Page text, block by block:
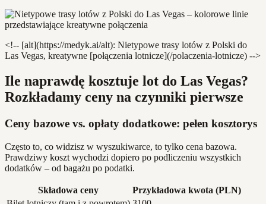
<!-- [alt](https://medyk.ai/alt): Nietypowe trasy lotów z Polski do
Las Vegas, kreatywne [połączenia lotnicze](/polaczenia-lotnicze) -->
Ile naprawdę kosztuje lot do Las Vegas?
Rozkładamy ceny na czynniki pierwsze
Ceny bazowe vs. opłaty dodatkowe: pełen kosztorys
Często to, co widzisz w wyszukiwarce, to tylko cena bazowa.
Prawdziwy koszt wychodzi dopiero po podliczeniu wszystkich
dodatków – od bagażu po podatki.
Składowa ceny
Przykładowa kwota (PLN)